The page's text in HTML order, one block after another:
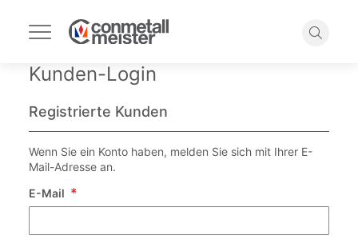
Navigation
umschalten
Suche
Kunden-Login
Registrierte Kunden
Wenn Sie ein Konto haben, melden Sie sich mit Ihrer E-
Mail-Adresse an.
E-Mail